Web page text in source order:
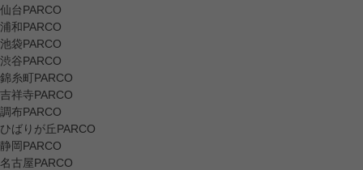
仙台PARCO
浦和PARCO
池袋PARCO
渋谷PARCO
錦糸町PARCO
吉祥寺PARCO
調布PARCO
ひばりが丘PARCO
静岡PARCO
名古屋PARCO